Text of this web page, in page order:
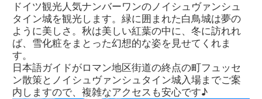
ドイツ観光人気ナンバーワンのノイシュヴァンシュ
タイン城を観光します。緑に囲まれた白鳥城は夢の
ように美しさ。秋は美しい紅葉の中に、冬に訪れれ
ば、雪化粧をまとった幻想的な姿を見せてくれま
す。
日本語ガイドがロマン地区街道の終点の町フュッセ
ン散策とノイシュヴァンシュタイン城入場までご案
内しますので、複雑なアクセスも安心です♪